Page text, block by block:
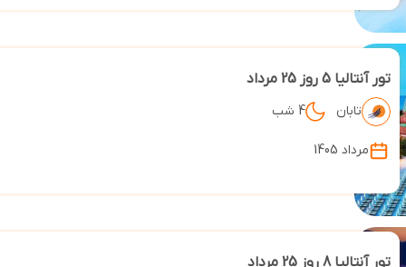
تور آنتالیا 5 روز 25 مرداد
تابان 4 شب
مرداد 1405
تور آنتالیا 8 روز 25 مرداد